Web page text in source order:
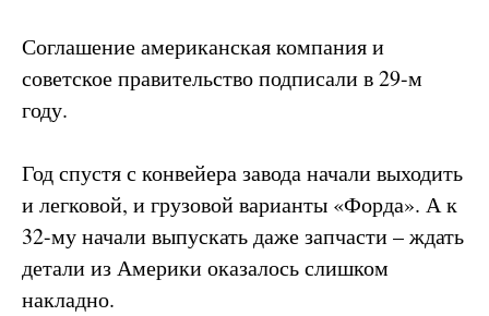
Соглашение американская компания и
советское правительство подписали в 29-м
году.
Год спустя с конвейера завода начали выходить
и легковой, и грузовой варианты «Форда». А к
32-му начали выпускать даже запчасти – ждать
детали из Америки оказалось слишком
накладно.